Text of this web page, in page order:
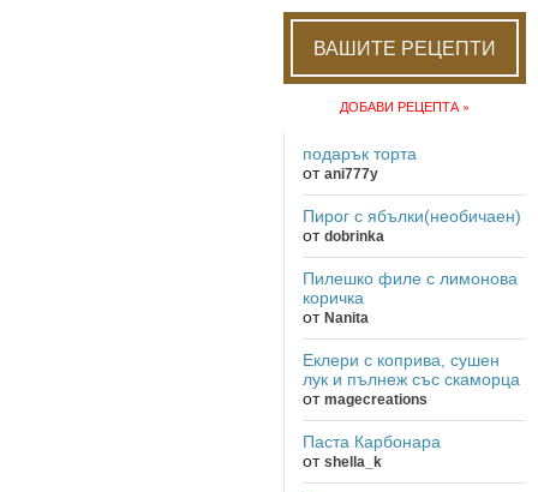
ВАШИТЕ РЕЦЕПТИ
ДОБАВИ РЕЦЕПТА »
подарък торта
от ani777y
Пирог с ябълки(необичаен)
от dobrinka
Пилешко филе с лимонова
коричка
от Nanita
Еклери с коприва, сушен
лук и пълнеж със скаморца
от magecreations
Паста Карбонара
от shella_k